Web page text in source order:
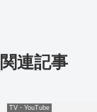
関連記事
TV・YouTube